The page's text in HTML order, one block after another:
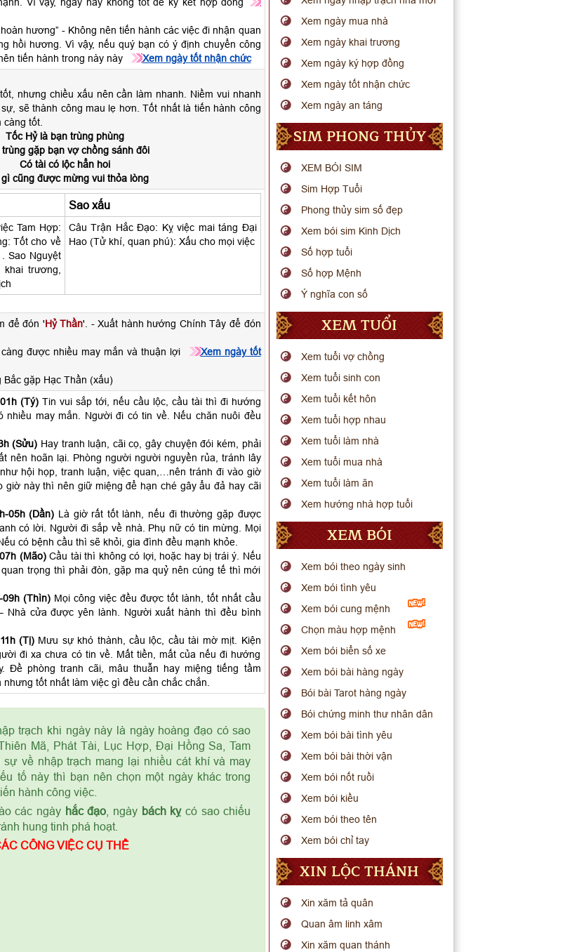
hương” - Không nên tiến hành các việc đi nhận quan
hồi hương. Vì vậy, nếu quý bạn có ý định chuyển công
tiến hành trong này này
Xem ngày tốt nhận chức
nhưng chiều xấu nên cần làm nhanh. Niềm vui nhanh
sẽ thành công mau lẹ hơn. Tốt nhất là tiến hành công
tốt.
Tốc Hỷ là bạn trùng phùng
trùng gặp bạn vợ chồng sánh đôi
Có tài có lộc hẳn hoi
cũng được mừng vui thỏa lòng
Sao xấu
Tam Hợp:
Tốt cho về
Sao Nguyệt
trương,
Câu Trận Hắc Đạo: Kỵ việc mai táng Đại
Hao (Tử khí, quan phú): Xấu cho mọi việc
để đón 'Hỷ Thần'. - Xuất hành hướng Chính Tây để đón
được nhiều may mắn và thuận lợi
Xem ngày tốt
gặp Hạc Thần (xấu)
(Tý) Tin vui sắp tới, nếu cầu lộc, cầu tài thì đi hướng
nhiều may mắn. Người đi có tin về. Nếu chăn nuôi đều
(Sửu) Hay tranh luận, cãi cọ, gây chuyện đói kém, phải
nên hoãn lại. Phòng người người nguyền rủa, tránh lây
hội họp, tranh luận, việc quan,…nên tránh đi vào giờ
giờ này thì nên giữ miệng để hạn ché gây ẩu đả hay cãi
05h (Dần) Là giờ rất tốt lành, nếu đi thường gặp được
có lời. Người đi sắp về nhà. Phụ nữ có tin mừng. Mọi
có bệnh cầu thì sẽ khỏi, gia đình đều mạnh khỏe.
(Mão) Cầu tài thì không có lợi, hoặc hay bị trái ý. Nếu
trọng thì phải đòn, gặp ma quỷ nên cúng tế thì mới
09h (Thìn) Mọi công việc đều được tốt lành, tốt nhất cầu
Nhà cửa được yên lành. Người xuất hành thì đều bình
(Tị) Mưu sự khó thành, cầu lộc, cầu tài mờ mịt. Kiện
đi xa chưa có tin về. Mất tiền, mất của nếu đi hướng
Đề phòng tranh cãi, mâu thuẫn hay miệng tiếng tầm
tốt nhất làm việc gì đều cần chắc chắn.
trạch khi ngày này là ngày hoàng đạo có sao
Mã, Phát Tài, Lục Hợp, Đại Hồng Sa, Tam
về nhập trạch mang lại nhiều cát khí và may
tố này thì bạn nên chọn một ngày khác trong
hành công việc.
các ngày hắc đạo , ngày bách kỵcó sao chiếu
hung tinh phá hoạt.
CÔNG VIỆC CỤ THỂ
Xem ngày mua nhà
Xem ngày khai trương
Xem ngày ký hợp đồng
Xem ngày tốt nhận chức
Xem ngày an táng
SIM PHONG THỦY
XEM BÓI SIM
Sim Hợp Tuổi
Phong thủy sim số đẹp
Xem bói sim Kinh Dịch
Số hợp tuổi
Số hợp Mệnh
Ý nghĩa con số
XEM TUỔI
Xem tuổi vợ chồng
Xem tuổi sinh con
Xem tuổi kết hôn
Xem tuổi hợp nhau
Xem tuổi làm nhà
Xem tuổi mua nhà
Xem tuổi làm ăn
Xem hướng nhà hợp tuổi
XEM BÓI
Xem bói theo ngày sinh
Xem bói tình yêu
Xem bói cung mệnh
Chọn màu hợp mệnh
Xem bói biển số xe
Xem bói bài hàng ngày
Bói bài Tarot hàng ngày
Bói chứng minh thư nhân dân
Xem bói bài tình yêu
Xem bói bài thời vận
Xem bói nốt ruồi
Xem bói kiều
Xem bói theo tên
Xem bói chỉ tay
XIN LỘC THÁNH
Xin xăm tả quân
Quan âm linh xâm
Xin xăm quan thánh